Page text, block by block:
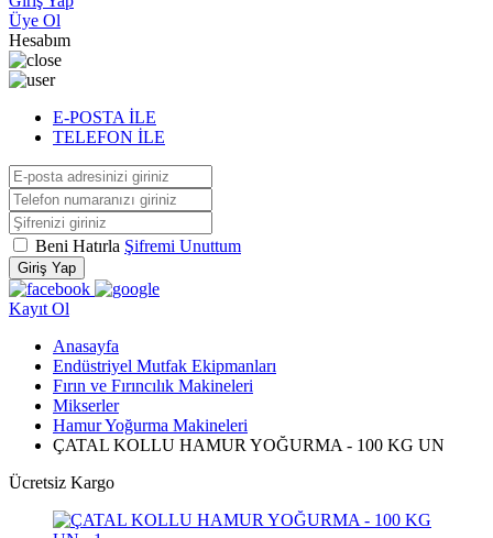
Üye Ol
Hesabım
E-POSTA İLE
TELEFON İLE
Beni Hatırla Şifremi Unuttum
Giriş Yap
Kayıt Ol
Anasayfa
Endüstriyel Mutfak Ekipmanları
Fırın ve Fırıncılık Makineleri
Mikserler
Hamur Yoğurma Makineleri
ÇATAL KOLLU HAMUR YOĞURMA - 100 KG UN
Ücretsiz Kargo